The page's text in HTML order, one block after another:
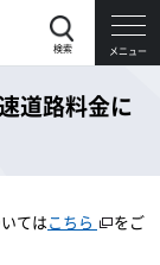
検索 メニュー
道路料金に
てはこちら
をご